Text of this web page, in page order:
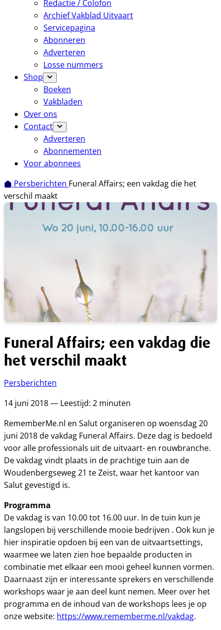
Redactie / Colofon
Archief Vakblad Uitvaart
Servicepagina
Abonneren
Adverteren
Losse nummers
Shop
Boeken
Vakbladen
Over ons
Contact
Adverteren
Abonnementen
Voor abonnees
Persberichten Funeral Affairs; een vakdag die het
verschil maakt
Funeral Affairs; een vakdag die
het verschil maakt
Persberichten
14 juni 2018 — Leestijd: 2 minuten
RememberMe.nl en Salut organiseren op woensdag 20
juni 2018 de vakdag Funeral Affairs. Deze dag is bedoeld
voor alle professionals uit de uitvaart- en rouwbranche.
De vakdag vindt plaats in de prachtige tuin aan de
Woudenbergseweg 21 te Zeist, waar het kantoor van
Salut gevestigd is.
Programma
De vakdag is van 10.00 tot 16.00 uur. In de tuin kun je
langslopen bij verschillende mooie bedrijven . Ook kun je
hier inspiratie opdoen bij een van de uitvaartsettings,
waarmee we laten zien hoe bepaalde producten in
combinatie met elkaar een mooi geheel kunnen vormen.
Daarnaast zijn er interessante sprekers en verschillende
workshops waar je aan deel kunt nemen. Meer over het
programma en de inhoud van de workshops lees je op
onze website: https://www.rememberme.nl/vakdag.